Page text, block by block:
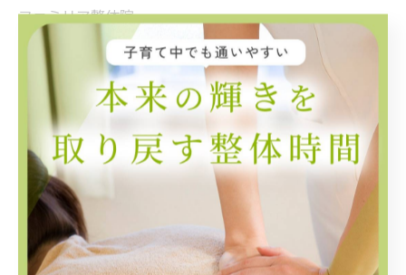
ファミリア整体院
神奈川県川崎市宮前区菅生５丁目２−３３−１
電話番号:070-2238-6852
--------------------------------------------------------------------
--
産後ケア